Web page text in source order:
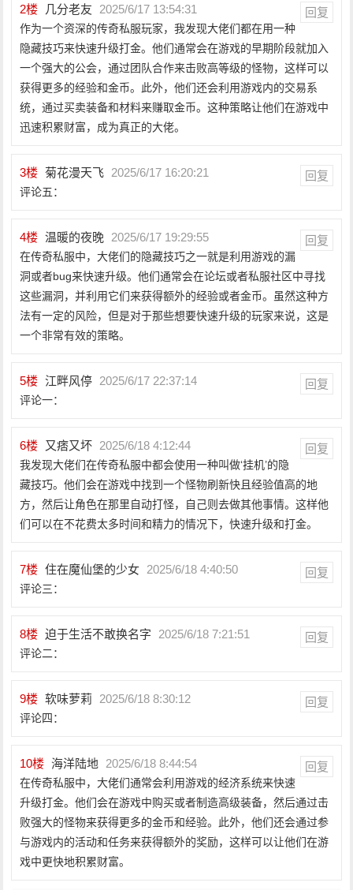
2楼 几分老友 2025/6/17 13:54:31 回复
作为一个资深的传奇私服玩家，我发现大佬们都在用一种
隐藏技巧来快速升级打金。他们通常会在游戏的早期阶段就加入
一个强大的公会，通过团队合作来击败高等级的怪物，这样可以
获得更多的经验和金币。此外，他们还会利用游戏内的交易系
统，通过买卖装备和材料来赚取金币。这种策略让他们在游戏中
迅速积累财富，成为真正的大佬。
3楼 菊花漫天飞 2025/6/17 16:20:21 回复
评论五：
4楼 温暖的夜晚 2025/6/17 19:29:55 回复
在传奇私服中，大佬们的隐藏技巧之一就是利用游戏的漏
洞或者bug来快速升级。他们通常会在论坛或者私服社区中寻找
这些漏洞，并利用它们来获得额外的经验或者金币。虽然这种方
法有一定的风险，但是对于那些想要快速升级的玩家来说，这是
一个非常有效的策略。
5楼 江畔风停 2025/6/17 22:37:14 回复
评论一：
6楼 又痞又坏 2025/6/18 4:12:44 回复
我发现大佬们在传奇私服中都会使用一种叫做‘挂机’的隐
藏技巧。他们会在游戏中找到一个怪物刷新快且经验值高的地
方，然后让角色在那里自动打怪，自己则去做其他事情。这样他
们可以在不花费太多时间和精力的情况下，快速升级和打金。
7楼 住在魔仙堡的少女 2025/6/18 4:40:50 回复
评论三：
8楼 迫于生活不敢换名字 2025/6/18 7:21:51 回复
评论二：
9楼 软味萝莉 2025/6/18 8:30:12 回复
评论四：
10楼 海洋陆地 2025/6/18 8:44:54 回复
在传奇私服中，大佬们通常会利用游戏的经济系统来快速
升级打金。他们会在游戏中购买或者制造高级装备，然后通过击
败强大的怪物来获得更多的金币和经验。此外，他们还会通过参
与游戏内的活动和任务来获得额外的奖励，这样可以让他们在游
戏中更快地积累财富。